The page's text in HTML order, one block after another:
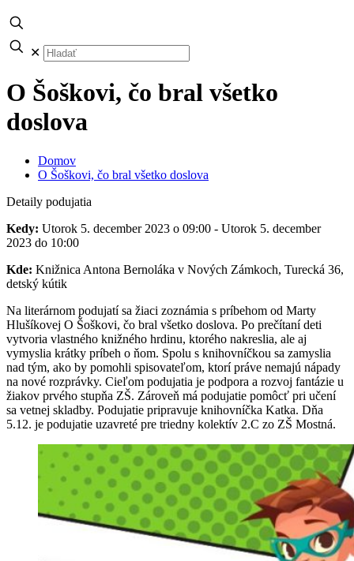
✕
O Šoškovi, čo bral všetko
doslova
Domov
O Šoškovi, čo bral všetko doslova
Detaily podujatia
Kedy: Utorok 5. december 2023 o 09:00 - Utorok 5. december
2023 do 10:00
Kde: Knižnica Antona Bernoláka v Nových Zámkoch, Turecká 36,
detský kútik
Na literárnom podujatí sa žiaci zoznámia s príbehom od Marty
Hlušíkovej O Šoškovi, čo bral všetko doslova. Po prečítaní deti
vytvoria vlastného knižného hrdinu, ktorého nakreslia, ale aj
vymyslia krátky príbeh o ňom. Spolu s knihovníčkou sa zamyslia
nad tým, ako by pomohli spisovateľom, ktorí práve nemajú nápady
na nové rozprávky. Cieľom podujatia je podpora a rozvoj fantázie u
žiakov prvého stupňa ZŠ. Zároveň má podujatie pomôcť pri učení
sa vetnej skladby. Podujatie pripravuje knihovníčka Katka. Dňa
5.12. je podujatie uzavreté pre triedny kolektív 2.C zo ZŠ Mostná.